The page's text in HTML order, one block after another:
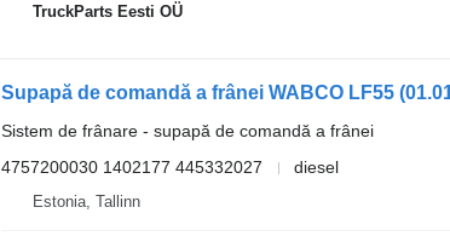
TruckParts Eesti OÜ
Sistem de frânare - supapă de comandă a frânei
4757200030 1402177 445332027
diesel
Estonia, Tallinn